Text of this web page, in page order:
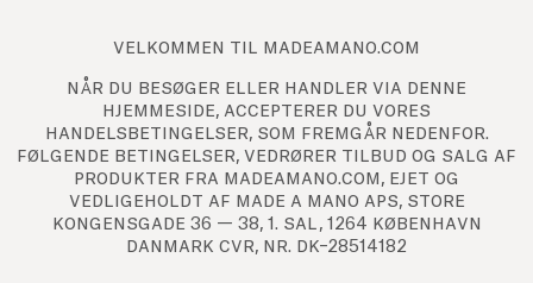
velkommen til madeamano.com
når du besøger eller handler via denne
hjemmeside, accepterer du vores
handelsbetingelser, som fremgår nedenfor.
følgende betingelser, vedrører tilbud og salg af
produkter fra madeamano.com, ejet og
vedligeholdt af made a mano aps, store
kongensgade 36 — 38, 1. sal, 1264 københavn
danmark cvr, nr. dk–28514182